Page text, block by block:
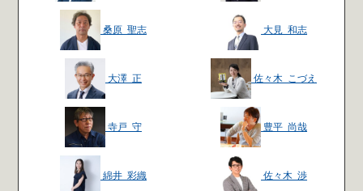
桑原 聖志 大見 和志
大澤 正 佐々木 こづえ
寺戸 守 豊平 尚哉
綿井 彩織 佐々木 渉